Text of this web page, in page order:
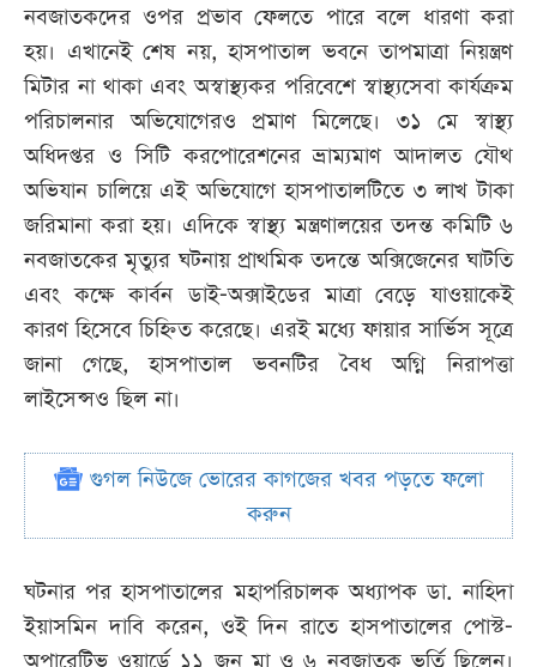
নবজাতকদের ওপর প্রভাব ফেলতে পারে বলে ধারণা করা
হয়। এখানেই শেষ নয়, হাসপাতাল ভবনে তাপমাত্রা নিয়ন্ত্রণ
মিটার না থাকা এবং অস্বাস্থ্যকর পরিবেশে স্বাস্থ্যসেবা কার্যক্রম
পরিচালনার অভিযোগেরও প্রমাণ মিলেছে। ৩১ মে স্বাস্থ্য
অধিদপ্তর ও সিটি করপোরেশনের ভ্রাম্যমাণ আদালত যৌথ
অভিযান চালিয়ে এই অভিযোগে হাসপাতালটিতে ৩ লাখ টাকা
জরিমানা করা হয়। এদিকে স্বাস্থ্য মন্ত্রণালয়ের তদন্ত কমিটি ৬
নবজাতকের মৃত্যুর ঘটনায় প্রাথমিক তদন্তে অক্সিজেনের ঘাটতি
এবং কক্ষে কার্বন ডাই-অক্সাইডের মাত্রা বেড়ে যাওয়াকেই
কারণ হিসেবে চিহ্নিত করেছে। এরই মধ্যে ফায়ার সার্ভিস সূত্রে
জানা গেছে, হাসপাতাল ভবনটির বৈধ অগ্নি নিরাপত্তা
লাইসেন্সও ছিল না।
গুগল নিউজে ভোরের কাগজের খবর পড়তে ফলো
করুন
ঘটনার পর হাসপাতালের মহাপরিচালক অধ্যাপক ডা. নাহিদা
ইয়াসমিন দাবি করেন, ওই দিন রাতে হাসপাতালের পোস্ট-